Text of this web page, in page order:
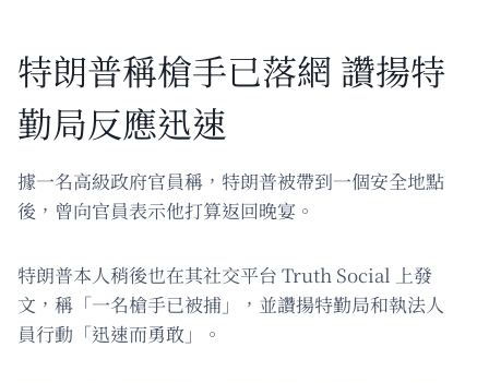
特朗普稱槍手已落網 讚揚特
勤局反應迅速
據一名高級政府官員稱，特朗普被帶到一個安全地點
後，曾向官員表示他打算返回晚宴。
特朗普本人稍後也在其社交平台 Truth Social 上發
文，稱「一名槍手已被捕」，並讚揚特勤局和執法人
員行動「迅速而勇敢」。